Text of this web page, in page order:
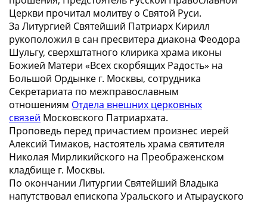
Церкви прочитал молитву о Святой Руси.
За Литургией Святейший Патриарх Кирилл
рукоположил в сан пресвитера диакона Феодора
Шульгу, сверхштатного клирика храма иконы
Божией Матери «Всех скорбящих Радость» на
Большой Ордынке г. Москвы, сотрудника
Секретариата по межправославным
отношениям Отдела внешних церковных
связей Московского Патриархата.
Проповедь перед причастием произнес иерей
Алексий Тимаков, настоятель храма святителя
Николая Мирликийского на Преображенском
кладбище г. Москвы.
По окончании Литургии Святейший Владыка
напутствовал епископа Уральского и Атырауского